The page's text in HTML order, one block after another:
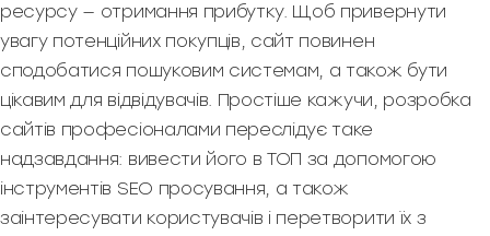
ресурсу — отримання прибутку. Щоб привернути
увагу потенційних покупців, сайт повинен
сподобатися пошуковим системам, а також бути
цікавим для відвідувачів. Простіше кажучи, розробка
сайтів професіоналами переслідує таке
надзавдання: вивести його в ТОП за допомогою
інструментів SEO просування, а також
заінтересувати користувачів і перетворити їх з